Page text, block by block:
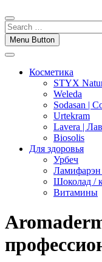
Menu Button
Косметика
STYX
Weleda
Sodasan |
Urtekram
Lavera |
Biosolis
Для здоровья
Урбеч
Ламифарэн
Шоколад /
Витамины